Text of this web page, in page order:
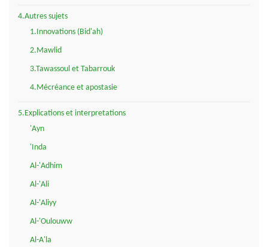
4.Autres sujets
1.Innovations (Bid'ah)
2.Mawlid
3.Tawassoul et Tabarrouk
4.Mécréance et apostasie
5.Explications et interpretations
'Ayn
'Inda
Al-'Adhim
Al-'Ali
Al-'Aliyy
Al-'Oulouww
Al-A'la